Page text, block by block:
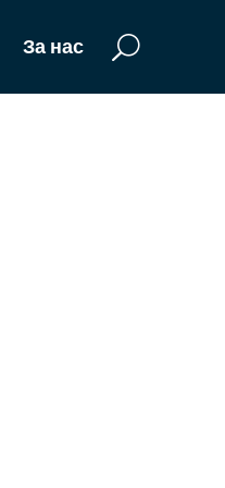
За нас